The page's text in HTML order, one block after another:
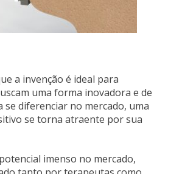
a invenção é ideal para
uma forma inovadora e de
se diferenciar no mercado, uma
se torna atraente por sua
imenso no mercado,